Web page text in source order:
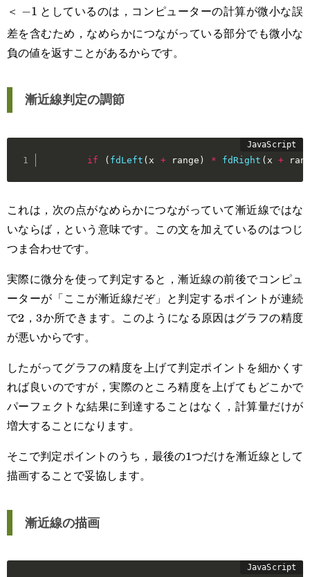
＜ -1
−1 としているのは，コンピューターの計算が微小な誤
差を含むため，なめらかにつながっている部分でも微小な
負の値を返すことがあるからです。
漸近線判定の調節
if ( fdLeft ( x + range ) * fdRight ( x +
これは，次の点がなめらかにつながっていて漸近線ではな
いならば，という意味です。この文を加えているのはつじ
つま合わせです。
実際に微分を使って判定すると，漸近線の前後でコンピュ
ーターが「ここが漸近線だぞ」と判定するポイントが連続
で2，3か所できます。このようになる原因はグラフの精度
が悪いからです。
したがってグラフの精度を上げて判定ポイントを細かくす
れば良いのですが，実際のところ精度を上げてもどこかで
パーフェクトな結果に到達することはなく，計算量だけが
増大することになります。
そこで判定ポイントのうち，最後の1つだけを漸近線として
描画することで妥協します。
漸近線の描画